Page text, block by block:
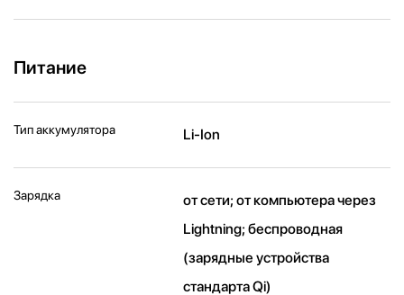
Питание
Тип аккумулятора Li-Ion
Зарядка
от сети; от компьютера через
Lightning; беспроводная
(зарядные устройства
стандарта Qi)